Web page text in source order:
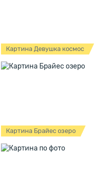
Картина Девушка космос
Картина Брайес озеро